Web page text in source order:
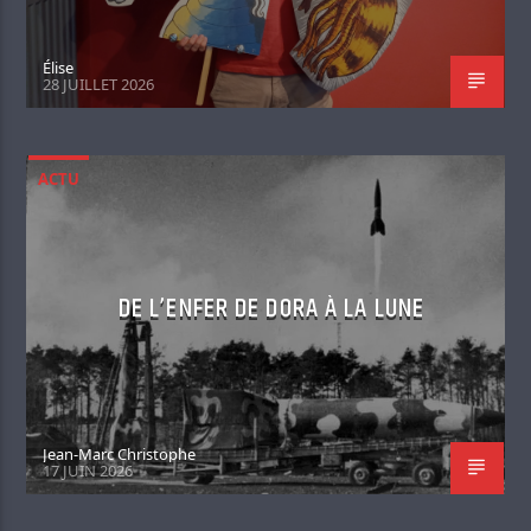
Élise
28 JUILLET 2026
ACTU
DE L’ENFER DE DORA À LA LUNE
Jean-Marc Christophe
17 JUIN 2026